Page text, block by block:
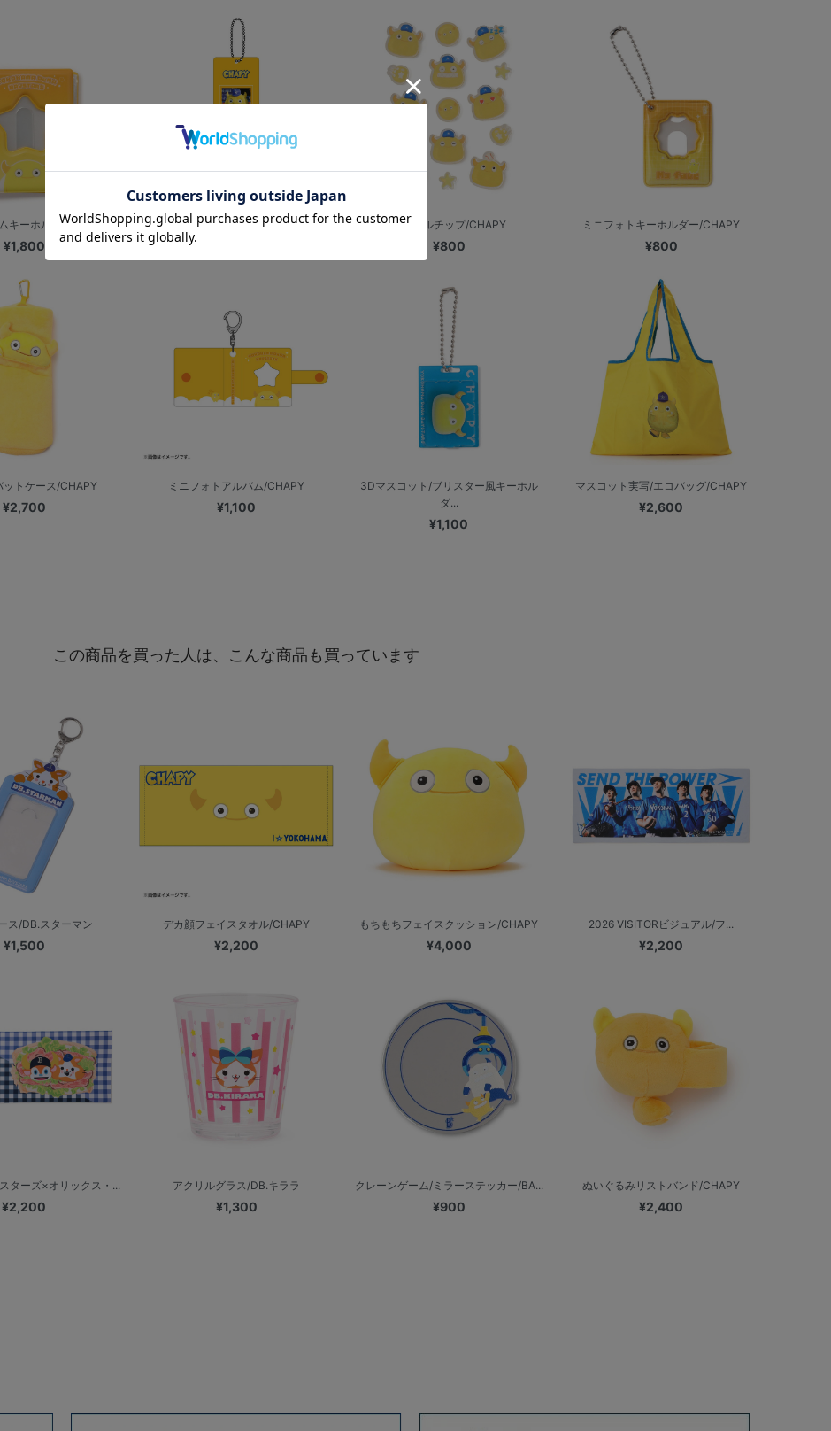
キーホルダー/CHAPY
¥1,800
実写マスコット/4カットステッカー/C... アクリルチップ/CHAPY
¥800
ミニフォトキーホルダー/CHAPY
¥800
ットケース/CHAPY
¥2,700
ミニフォトアルバム/CHAPY
¥1,100
3Dマスコット/ブリスター風キーホル
ダ...
¥1,100
マスコット実写/エコバッグ/CHAPY
¥2,600
この商品を買った人は、こんな商品も買っています
ス/DB.スターマン
¥1,500
デカ顔フェイスタオル/CHAPY
¥2,200
もちもちフェイスクッション/CHAPY
¥4,000
2026 VISITORビジュアル/フ...
¥2,200
ターズ×オリックス・...
¥2,200
アクリルグラス/DB.キララ
¥1,300
クレーンゲーム/ミラーステッカー/BA...
¥900
ぬいぐるみリストバンド/CHAPY
¥2,400